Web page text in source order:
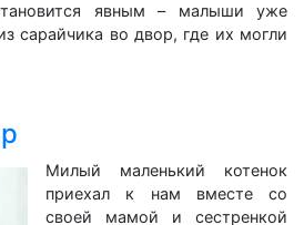
явным – малыши уже
сарайчика во двор, где их могли
Милый маленький котенок
приехал к нам вместе со
своей мамой и сестренкой